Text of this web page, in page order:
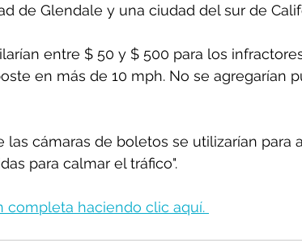
de Glendale y una ciudad del sur de
entre $ 50 y $ 500 para los
en más de 10 mph. No se agregarían
las cámaras de boletos se utilizarían para
para calmar el tráfico".
completa haciendo clic aquí.